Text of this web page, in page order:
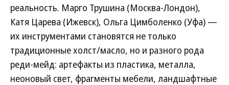
реальность. Марго Трушина (Москва-Лондон),
Катя Царева (Ижевск), Ольга Цимболенко (Уфа) —
их инструментами становятся не только
традиционные холст/масло, но и разного рода
реди-мейд: артефакты из пластика, металла,
неоновый свет, фрагменты мебели, ландшафтные